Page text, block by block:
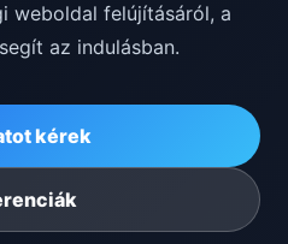
weboldal felújításáról, a
az indulásban.
kérek